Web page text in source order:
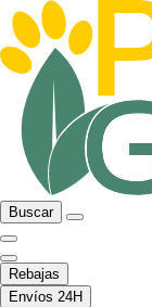
Buscar
Rebajas
Envíos 24H